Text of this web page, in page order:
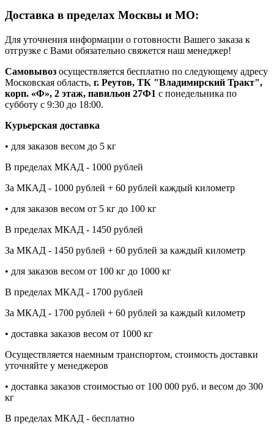
Доставка в пределах Москвы и МО:
Для уточнения информации о готовности Вашего заказа к
отгрузке с Вами обязательно свяжется наш менеджер!
Самовывоз осуществляется бесплатно по следующему адресу
Московская область, г. Реутов, ТК "Владимирский Тракт",
корп. «Ф», 2 этаж, павильон 27Ф1 с понедельника по
субботу с 9:30 до 18:00.
Курьерская доставка
• для заказов весом до 5 кг
В пределах МКАД - 1000 рублей
За МКАД - 1000 рублей + 60 рублей каждый километр
• для заказов весом от 5 кг до 100 кг
В пределах МКАД - 1450 рублей
За МКАД - 1450 рублей + 60 рублей за каждый километр
• для заказов весом от 100 кг до 1000 кг
В пределах МКАД - 1700 рублей
За МКАД - 1700 рублей + 60 рублей за каждый километр
• доставка заказов весом от 1000 кг
Осуществляется наемным транспортом, стоимость доставки
уточняйте у менеджеров
• доставка заказов стоимостью от 100 000 руб. и весом до 300
кг
В пределах МКАД - бесплатно